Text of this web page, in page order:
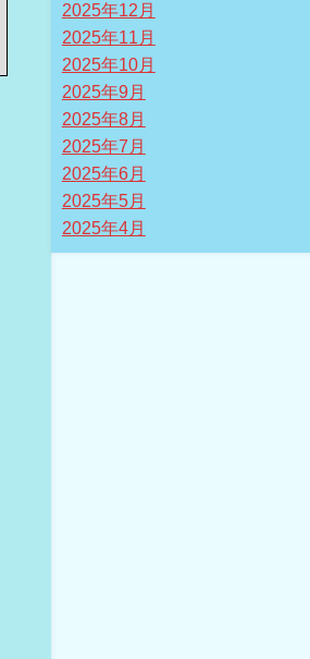
2025年12月
2025年11月
2025年10月
2025年9月
2025年8月
2025年7月
2025年6月
2025年5月
2025年4月